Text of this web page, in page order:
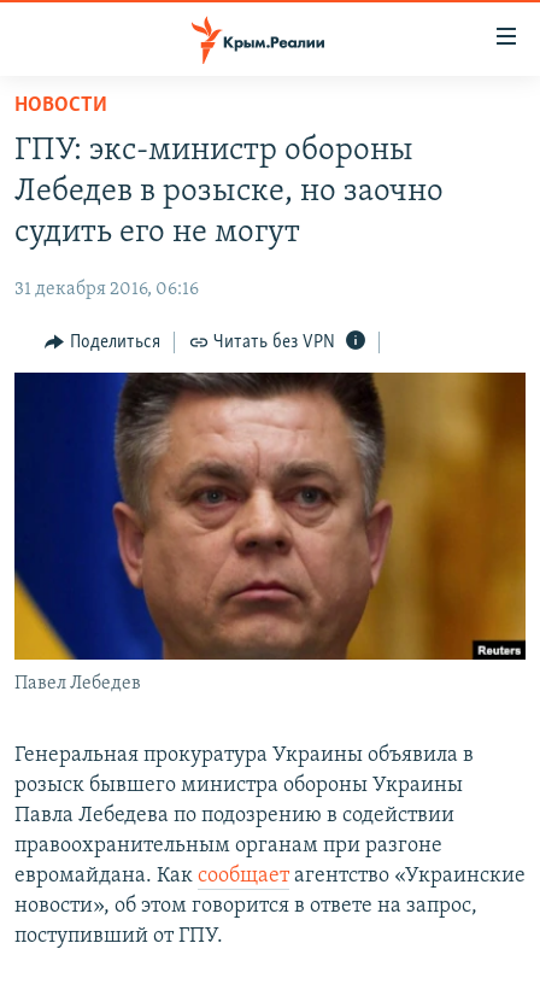
Вернуться
основному
содержанию
главной
навигации
Вернутся
СПЕЦПРОЕКТЫ
11 ЛЕТ ОККУПАЦИИ КРЫМА. 11 ИСТОРИЙ СОПРОТИВЛЕНИЯ
ЕЩЕ
ИНТЕРАКТИВ
ИНФОГРАФИКА
ТЕЛЕПРОЕКТ КРЫМ.РЕАЛИИ
СОВЕТЫ ПРАВОЗАЩИТНИКОВ
ПРОПАВШИЕ БЕЗ ВЕСТИ
ПОБЕДИТЕЛЕЙ НЕ СУДЯТ?
КРЫМ.НЕПОКОРЕННЫЙ
ELIFBE
УКРАИНСКАЯ ПРОБЛЕМА КРЫМА
РАДІО СВОБОДА
КАК ОБОЙТИ БЛОКИРОВКУ
Українською
ПРИСОЕДИНЯЙТЕСЬ!
НОВОСТИ
ГПУ: экс-министр обороны
Лебедев в розыске, но заочно
судить его не могут
31 декабря 2016, 06:16
Поделиться Читать без VPN
Павел Лебедев
Генеральная прокуратура Украины объявила в
розыск бывшего министра обороны Украины
Павла Лебедева по подозрению в содействии
правоохранительным органам при разгоне
евромайдана. Как сообщаетагентство «Украинские
новости», об этом говорится в ответе на запрос,
поступивший от ГПУ.